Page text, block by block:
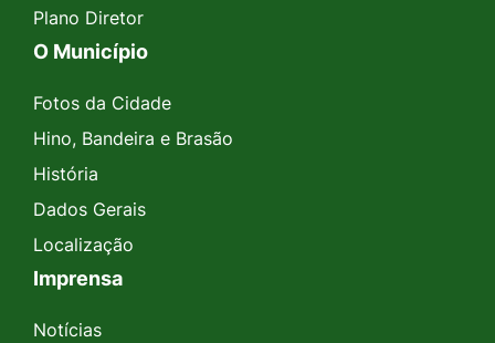
Plano Diretor
O Município
Fotos da Cidade
Hino, Bandeira e Brasão
História
Dados Gerais
Localização
Imprensa
Notícias